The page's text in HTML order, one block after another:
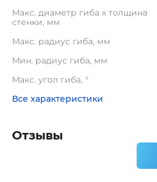
Maкс. диаметр гиба х толщина
стенки, мм
Макс. радиус гиба, мм
Мин. радиус гиба, мм
Макс. угол гиба, °
Все характеристики
Отзывы